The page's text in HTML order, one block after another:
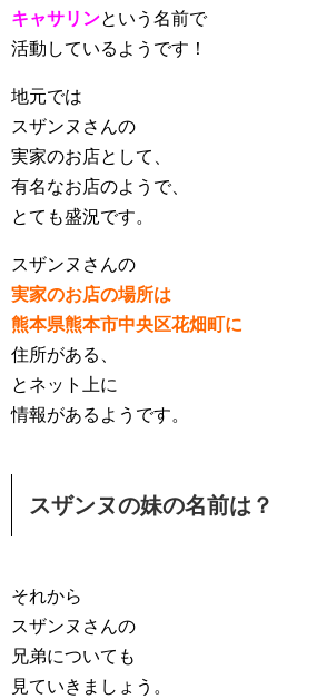
キャサリンという名前で
活動しているようです！
地元では
スザンヌさんの
実家のお店として、
有名なお店のようで、
とても盛況です。
スザンヌさんの
実家のお店の場所は
熊本県熊本市中央区花畑町に
住所がある、
とネット上に
情報があるようです。
スザンヌの妹の名前は？
それから
スザンヌさんの
兄弟についても
見ていきましょう。